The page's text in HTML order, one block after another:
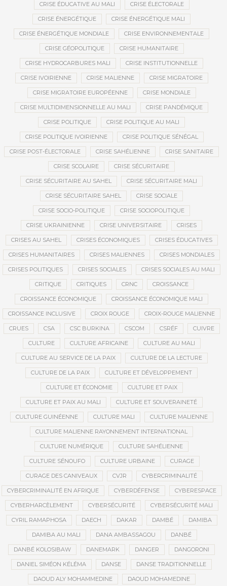
CRISE ÉDUCATIVE AU MALI CRISE ÉLECTORALE
CRISE ÉNERGÉTIQUE CRISE ÉNERGÉTIQUE MALI
CRISE ÉNERGÉTIQUE MONDIALE CRISE ENVIRONNEMENTALE
CRISE GÉOPOLITIQUE CRISE HUMANITAIRE
CRISE HYDROCARBURES MALI CRISE INSTITUTIONNELLE
CRISE IVOIRIENNE CRISE MALIENNE CRISE MIGRATOIRE
CRISE MIGRATOIRE EUROPÉENNE CRISE MONDIALE
CRISE MULTIDIMENSIONNELLE AU MALI CRISE PANDÉMIQUE
CRISE POLITIQUE CRISE POLITIQUE AU MALI
CRISE POLITIQUE IVOIRIENNE CRISE POLITIQUE SÉNÉGAL
CRISE POST-ÉLECTORALE CRISE SAHÉLIENNE CRISE SANITAIRE
CRISE SCOLAIRE CRISE SÉCURITAIRE
CRISE SÉCURITAIRE AU SAHEL CRISE SÉCURITAIRE MALI
CRISE SÉCURITAIRE SAHEL CRISE SOCIALE
CRISE SOCIO-POLITIQUE CRISE SOCIOPOLITIQUE
CRISE UKRAINIENNE CRISE UNIVERSITAIRE CRISES
CRISES AU SAHEL CRISES ÉCONOMIQUES CRISES ÉDUCATIVES
CRISES HUMANITAIRES CRISES MALIENNES CRISES MONDIALES
CRISES POLITIQUES CRISES SOCIALES CRISES SOCIALES AU MALI
CRITIQUE CRITIQUES CRNC CROISSANCE
CROISSANCE ÉCONOMIQUE CROISSANCE ÉCONOMIQUE MALI
CROISSANCE INCLUSIVE CROIX ROUGE CROIX-ROUGE MALIENNE
CRUES CSA CSC BURKINA CSCOM CSRÉF CUIVRE
CULTURE CULTURE AFRICAINE CULTURE AU MALI
CULTURE AU SERVICE DE LA PAIX CULTURE DE LA LECTURE
CULTURE DE LA PAIX CULTURE ET DÉVELOPPEMENT
CULTURE ET ÉCONOMIE CULTURE ET PAIX
CULTURE ET PAIX AU MALI CULTURE ET SOUVERAINETÉ
CULTURE GUINÉENNE CULTURE MALI CULTURE MALIENNE
CULTURE MALIENNE RAYONNEMENT INTERNATIONAL
CULTURE NUMÉRIQUE CULTURE SAHÉLIENNE
CULTURE SÉNOUFO CULTURE URBAINE CURAGE
CURAGE DES CANIVEAUX CVJR CYBERCRIMINALITÉ
CYBERCRIMINALITÉ EN AFRIQUE CYBERDÉFENSE CYBERESPACE
CYBERHARCÈLEMENT CYBERSÉCURITÉ CYBERSÉCURITÉ MALI
CYRIL RAMAPHOSA DAECH DAKAR DAMBÉ DAMIBA
DAMIBA AU MALI DANA AMBASSAGOU DANBÉ
DANBÉ KOLOSIBAW DANEMARK DANGER DANGORONI
DANIEL SIMÉON KÉLÉMA DANSE DANSE TRADITIONNELLE
DAOUD ALY MOHAMMEDINE DAOUD MOHAMEDINE